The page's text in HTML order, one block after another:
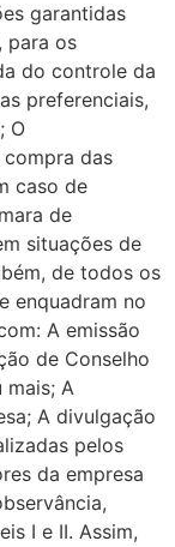
garantidas
para os
do controle da
preferenciais,
O
das
caso de
de
situações de
de todos os
enquadram no
A emissão
de Conselho
mais; A
A divulgação
pelos
da empresa
I e II. Assim,